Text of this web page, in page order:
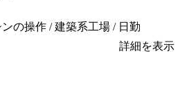
の操作 / 建築系工場 / 日勤
詳細を表示